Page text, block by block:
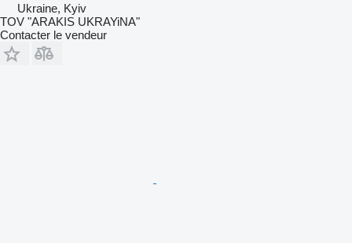
Ukraine, Kyiv
TOV "ARAKIS UKRAYiNA"
Contacter le vendeur